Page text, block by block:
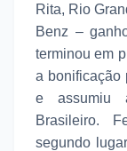
Rita, Rio
Benz –
terminou em
a bonificação
e assumiu
Brasileiro.
segundo